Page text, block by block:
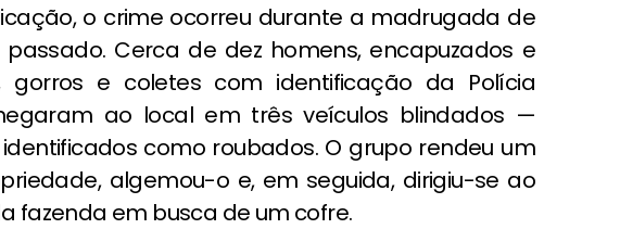
o crime ocorreu durante a madrugada de
Cerca de dez homens, encapuzados e
gorros e coletes com identificação da Polícia
ao local em três veículos blindados —
como roubados. O grupo rendeu um
algemou-o e, em seguida, dirigiu-se ao
fazenda em busca de um cofre.